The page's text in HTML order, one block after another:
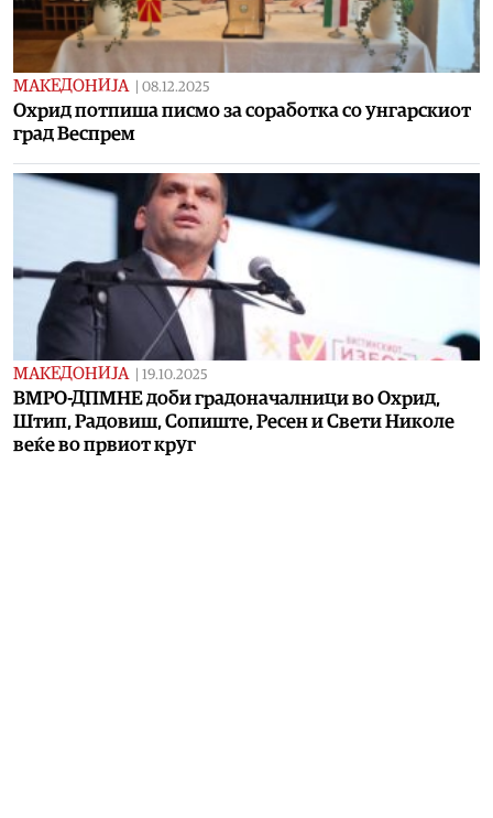
МАКЕДОНИЈА 08.12.2025
Охрид потпиша писмо за соработка со унгарскиот
град Веспрем
МАКЕДОНИЈА 19.10.2025
ВМРО-ДПМНЕ доби градоначалници во Охрид,
Штип, Радовиш, Сопиште, Ресен и Свети Николе
веќе во првиот круг